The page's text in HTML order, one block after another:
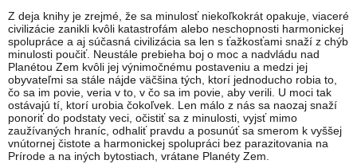
Z deja knihy je zrejmé, že sa minulosť niekoľkokrát opakuje, viaceré
civilizácie zanikli kvôli katastrofám alebo neschopnosti harmonickej
spolupráce a aj súčasná civilizácia sa len s ťažkosťami snaží z chýb
minulosti poučiť. Neustále prebieha boj o moc a nadvládu nad
Planétou Zem kvôli jej výnimočnému postaveniu a medzi jej
obyvateľmi sa stále nájde väčšina tých, ktorí jednoducho robia to,
čo sa im povie, veria v to, v čo sa im povie, aby verili. U moci tak
ostávajú tí, ktorí urobia čokoľvek. Len málo z nás sa naozaj snaží
ponoriť do podstaty veci, očistiť sa z minulosti, vyjsť mimo
zaužívaných hraníc, odhaliť pravdu a posunúť sa smerom k vyššej
vnútornej čistote a harmonickej spolupráci bez parazitovania na
Prírode a na iných bytostiach, vrátane Planéty Zem.